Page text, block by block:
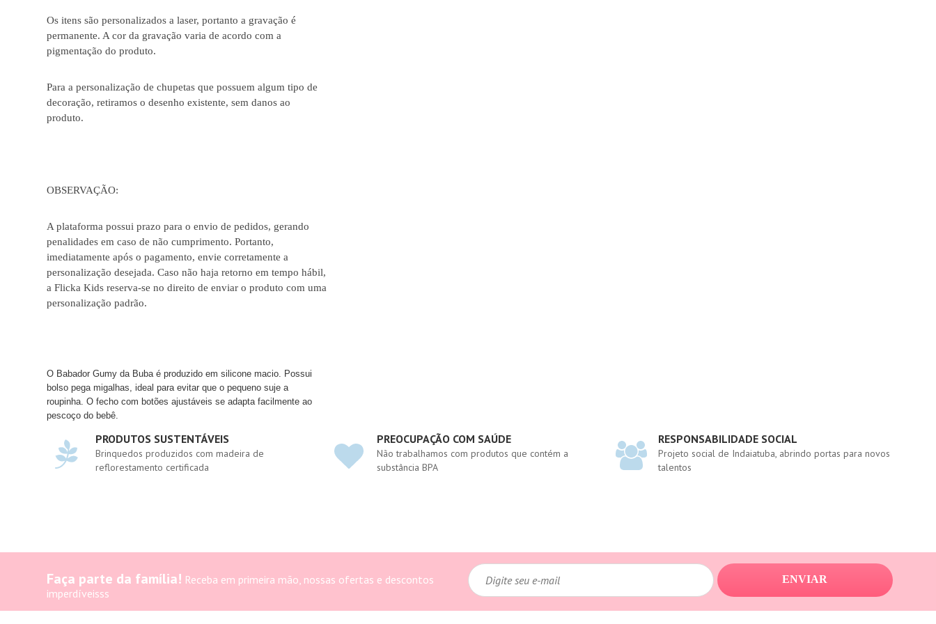
Os itens são personalizados a laser, portanto a gravação é
permanente. A cor da gravação varia de acordo com a
pigmentação do produto.
Para a personalização de chupetas que possuem algum tipo de
decoração, retiramos o desenho existente, sem danos ao
produto.
OBSERVAÇÃO:
A plataforma possui prazo para o envio de pedidos, gerando
penalidades em caso de não cumprimento. Portanto,
imediatamente após o pagamento, envie corretamente a
personalização desejada. Caso não haja retorno em tempo hábil,
a Flicka Kids reserva-se no direito de enviar o produto com uma
personalização padrão.
O Babador Gumy da Buba é produzido em silicone macio. Possui
bolso pega migalhas, ideal para evitar que o pequeno suje a
roupinha. O fecho com botões ajustáveis se adapta facilmente ao
pescoço do bebê.
PRODUTOS SUSTENTÁVEIS
Brinquedos produzidos com madeira de
reflorestamento certificada
PREOCUPAÇÃO COM SAÚDE
Não trabalhamos com produtos que contém a
substância BPA
RESPONSABILIDADE SOCIAL
Projeto social de Indaiatuba, abrindo portas para novos
talentos
Faça parte da família! Receba em primeira mão, nossas ofertas e descontos
imperdíveisss
ENVIAR